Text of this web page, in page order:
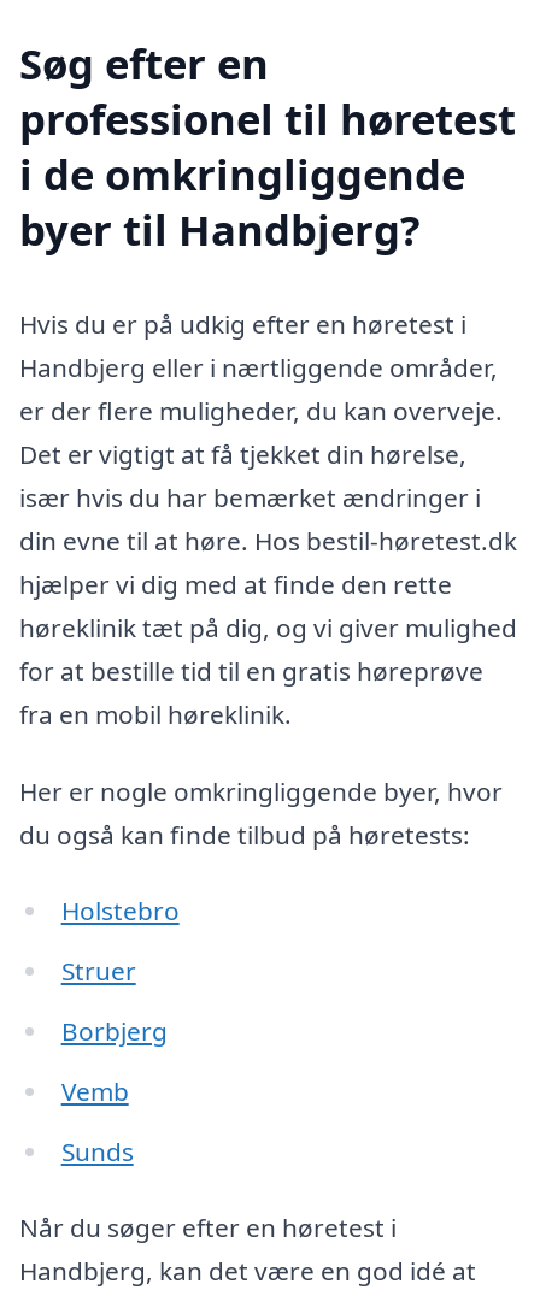
Søg efter en
professionel til høretest
i de omkringliggende
byer til Handbjerg?
Hvis du er på udkig efter en høretest i
Handbjerg eller i nærtliggende områder,
er der flere muligheder, du kan overveje.
Det er vigtigt at få tjekket din hørelse,
især hvis du har bemærket ændringer i
din evne til at høre. Hos bestil-høretest.dk
hjælper vi dig med at finde den rette
høreklinik tæt på dig, og vi giver mulighed
for at bestille tid til en gratis høreprøve
fra en mobil høreklinik.
Her er nogle omkringliggende byer, hvor
du også kan finde tilbud på høretests:
Holstebro
Struer
Borbjerg
Vemb
Sunds
Når du søger efter en høretest i
Handbjerg, kan det være en god idé at